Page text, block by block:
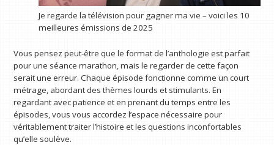
Je regarde la télévision pour gagner ma vie – voici les 10
meilleures émissions de 2025
Vous pensez peut-être que le format de l’anthologie est parfait
pour une séance marathon, mais le regarder de cette façon
serait une erreur. Chaque épisode fonctionne comme un court
métrage, abordant des thèmes lourds et stimulants. En
regardant avec patience et en prenant du temps entre les
épisodes, vous vous accordez l’espace nécessaire pour
véritablement traiter l’histoire et les questions inconfortables
qu’elle soulève.